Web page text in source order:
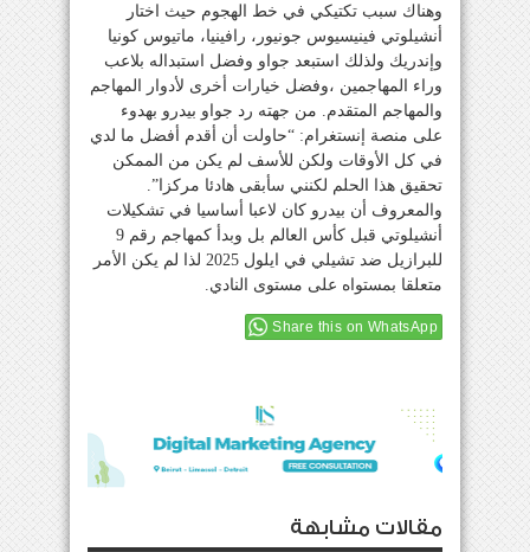
وهناك سبب تكتيكي في خط الهجوم حيث اختار
أنشيلوتي فينيسيوس جونيور، رافينيا، ماتيوس كونيا
وإندريك ولذلك استبعد جواو وفضل استبداله بلاعب
وراء المهاجمين ،وفضل خيارات أخرى لأدوار المهاجم
والمهاجم المتقدم. من جهته رد جواو بيدرو بهدوء
على منصة إنستغرام: “حاولت أن أقدم أفضل ما لدي
في كل الأوقات ولكن للأسف لم يكن من الممكن
تحقيق هذا الحلم لكنني سأبقى هادئا مركزا”.
والمعروف أن بيدرو كان لاعبا أساسيا في تشكيلات
أنشيلوتي قبل كأس العالم بل وبدأ كمهاجم رقم 9
للبرازيل ضد تشيلي في ايلول 2025 لذا لم يكن الأمر
متعلقا بمستواه على مستوى النادي.
Share this on WhatsApp
مقالات مشابهة